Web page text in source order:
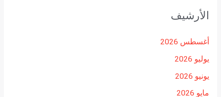
الأرشيف
أغسطس 2026
يوليو 2026
يونيو 2026
مايو 2026